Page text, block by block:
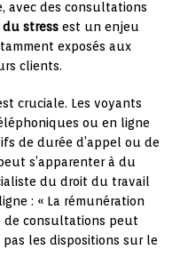
avec des consultations
du stress est un enjeu
exposés aux
clients.
cruciale. Les voyants
ou en ligne
de durée d’appel ou de
s’apparenter à du
du droit du travail
: « La rémunération
de consultations peut
les dispositions sur le